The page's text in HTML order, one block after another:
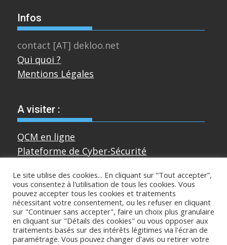
Infos
contact [AT] dekloo.net
Qui quoi ?
Mentions Légales
A visiter :
QCM en ligne
Plateforme de Cyber-Sécurité
Divers
Sur mastodon
Le site utilise des cookies... En cliquant sur “Tout accepter”,
vous consentez à l'utilisation de tous les cookies. Vous
pouvez accepter tous les cookies et traitements
nécessitant votre consentement, ou les refuser en cliquant
sur "Continuer sans accepter", faire un choix plus granulaire
en cliquant sur "Détails des cookies" ou vous opposer aux
traitements basés sur des intérêts légitimes via l'écran de
paramétrage. Vous pouvez changer d'avis ou retirer votre